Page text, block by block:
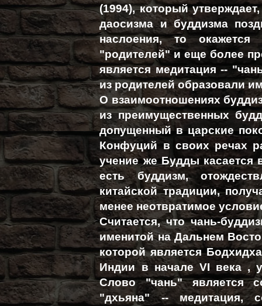
(1994), который
даосизма и буддизма
наслоения, то
"родителей" и еще более
является медитация --
из родителей образовали
О взаимоотношениях
из преимущественных
допущенный в царские
Конфуций в своих речах
учение же Будды касается
есть буддизм,
китайской традиции,
менее неотвратимое
Считается, что чань-
именитой на Дальнем
которой является
Индии в начале VI века ,
Слово "чань" является
"дхьяна" -- медитация,